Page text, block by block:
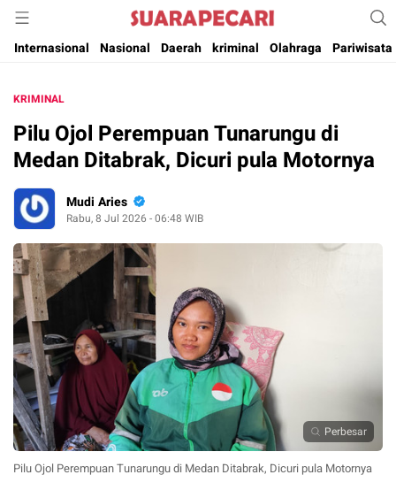
Suara Pecari
Suara Pencerahan Anak Negeri ( Berita Aktual & Terpercaya )
Internasional
Nasional Daerah kriminal Olahraga Pariwisata
KRIMINAL
Pilu Ojol Perempuan Tunarungu di
Medan Ditabrak, Dicuri pula Motornya
Mudi Aries
Rabu, 8 Jul 2026 - 06:48 WIB
Perbesar
Pilu Ojol Perempuan Tunarungu di Medan Ditabrak, Dicuri pula Motornya